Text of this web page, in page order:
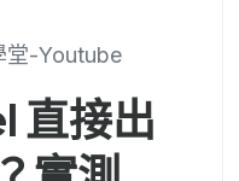
堂-Youtube
直接出